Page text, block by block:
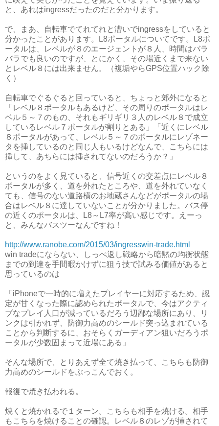
と、あれはingressだったのだと分かります。
で、まあ、自転車でてれてれと漕いでingressをしていると
分かったことがあります。L8ポータルについてです。L8ポ
ータルは、レベルが８のエージェントが８人、時間はバラ
バラでも良いのですが、とにかく、その場近くまで来ない
とレベル８には出来ません。（複垢やらGPS位置ハック除
く）
自転車でぐるぐると回っていると、ちょっと郊外になると
「レベル８ポータルもあるけど、その周りのポータルはレ
ベル５～７のもの、それもギリギリ３人のレベル８で成立
しているレベル７ポータルが割りとある」「近くにレベル
８ポータルがあって、レベル５～７のポータルにレゾネー
タを挿しているのと同じ人もいるけどなんで、こちらには
挿して、あちらには挿されてないのだろうか？」
というのをよく見ていると、信号近くの交差点にレベル８
ポータルが多く、道を外れたところや、道を外れていなく
ても、信号のない道路横のお地蔵さんなどがポータルの場
合はレベル８に達していないことが分かりました。バス停
の近くのポータルは、L8～L7率が高い感じです。えーっ
と、みんなバスツーなんですね！
http://www.ranobe.com/2015/03/ingresswin-trade.html
win tradeにならない、しっぺ返し戦略から暗黙の均衡状態
までの到達を手間暇かけずに狙う技で試みる価値があると
思っているのは
「iPhoneで一時的に増えたプレイヤーに対応するため、認
定が甘くなった際に認められたポータルで、今はアクティ
ブなプレイ人口が減っているだろう辺鄙な場所にあり、リ
ンクは引かれず、防御力高めのシールド突っ込まれている
ことから判断するに、おそらくガーディアン狙いだろうポ
ータルが少数固まって近場にある」
そんな場所で、とりあえず全て焼き払って、こちらも防御
力高めのシールドをぶっこんでおく。
報復で焼き払われる。
焼くと焼かれるで１ターン。こちらも相手を焼ける。相手
もこちらを焼けることの確認。レベル８のレゾが挿されて